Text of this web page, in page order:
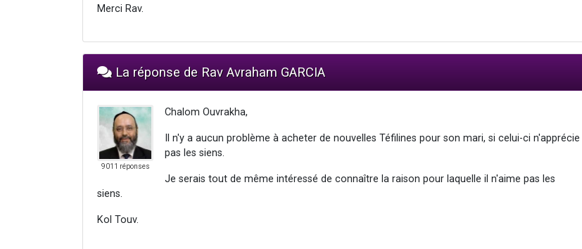
Merci Rav.
La réponse de Rav Avraham GARCIA
9011 réponses
Chalom Ouvrakha,
Il n'y a aucun problème à acheter de nouvelles Téfilines pour son mari, si celui-ci n'apprécie
pas les siens.
Je serais tout de même intéressé de connaître la raison pour laquelle il n'aime pas les
siens.
Kol Touv.